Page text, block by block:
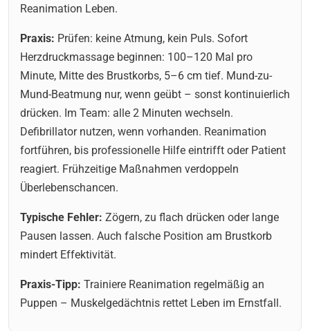
Reanimation Leben.
Praxis: Prüfen: keine Atmung, kein Puls. Sofort
Herzdruckmassage beginnen: 100–120 Mal pro
Minute, Mitte des Brustkorbs, 5–6 cm tief. Mund-zu-
Mund-Beatmung nur, wenn geübt – sonst kontinuierlich
drücken. Im Team: alle 2 Minuten wechseln.
Defibrillator nutzen, wenn vorhanden. Reanimation
fortführen, bis professionelle Hilfe eintrifft oder Patient
reagiert. Frühzeitige Maßnahmen verdoppeln
Überlebenschancen.
Typische Fehler: Zögern, zu flach drücken oder lange
Pausen lassen. Auch falsche Position am Brustkorb
mindert Effektivität.
Praxis-Tipp: Trainiere Reanimation regelmäßig an
Puppen – Muskelgedächtnis rettet Leben im Ernstfall.